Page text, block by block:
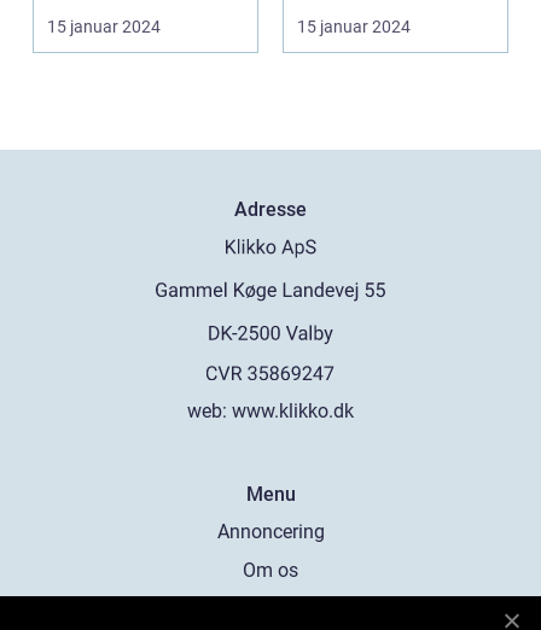
skønhed Asien er en
kontinent med e...
15 januar 2024 15 januar 2024
Adresse
web: www.klikko.dk
Menu
Annoncering
Om os